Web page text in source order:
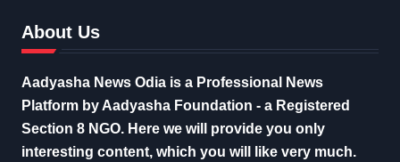
About Us
Aadyasha News Odia is a Professional News
Platform by Aadyasha Foundation - a Registered
Section 8 NGO. Here we will provide you only
interesting content, which you will like very much.